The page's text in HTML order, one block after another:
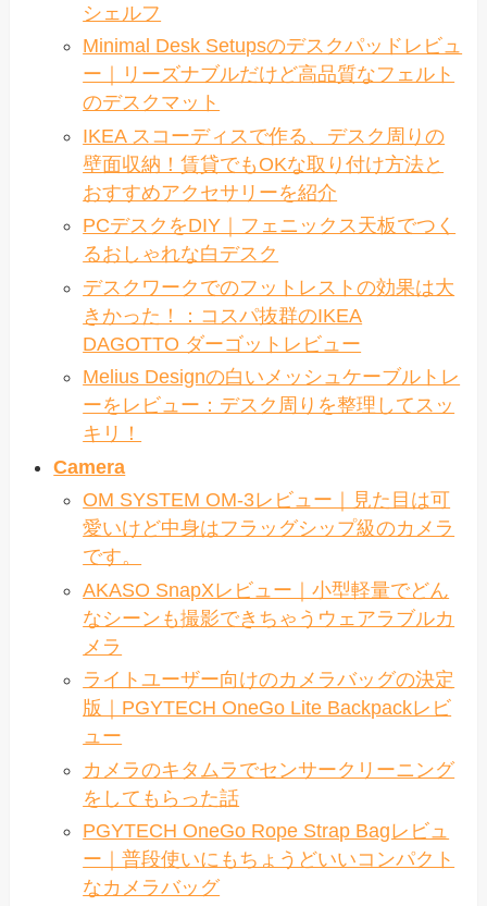
シェルフ
Minimal Desk Setupsのデスクパッドレビュ
ー｜リーズナブルだけど高品質なフェルト
のデスクマット
IKEA スコーディスで作る、デスク周りの
壁面収納！賃貸でもOKな取り付け方法と
おすすめアクセサリーを紹介
PCデスクをDIY｜フェニックス天板でつく
るおしゃれな白デスク
デスクワークでのフットレストの効果は大
きかった！：コスパ抜群のIKEA
DAGOTTO ダーゴットレビュー
Melius Designの白いメッシュケーブルトレ
ーをレビュー：デスク周りを整理してスッ
キリ！
Camera
OM SYSTEM OM-3レビュー｜見た目は可
愛いけど中身はフラッグシップ級のカメラ
です。
AKASO SnapXレビュー｜小型軽量でどん
なシーンも撮影できちゃうウェアラブルカ
メラ
ライトユーザー向けのカメラバッグの決定
版｜PGYTECH OneGo Lite Backpackレビ
ュー
カメラのキタムラでセンサークリーニング
をしてもらった話
PGYTECH OneGo Rope Strap Bagレビュ
ー｜普段使いにもちょうどいいコンパクト
なカメラバッグ